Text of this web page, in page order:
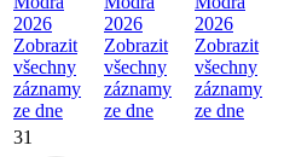
2026
Zobrazit
všechny
záznamy
ze dne
2026
Zobrazit
všechny
záznamy
ze dne
2026
Zobrazit
všechny
záznamy
ze dne
31